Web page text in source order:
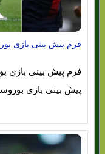
فرم پیش بینی بازی
فرم پیش بینی بازی
پیش بینی بازی